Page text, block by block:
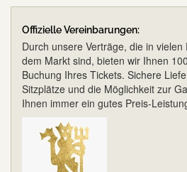
Offizielle Vereinbarungen:
Durch unsere Verträge, die in
dem Markt sind, bieten wir Ihnen
Buchung Ihres Tickets. Sichere
Sitzplätze und die Möglichkeit zur
Ihnen immer ein gutes Preis-